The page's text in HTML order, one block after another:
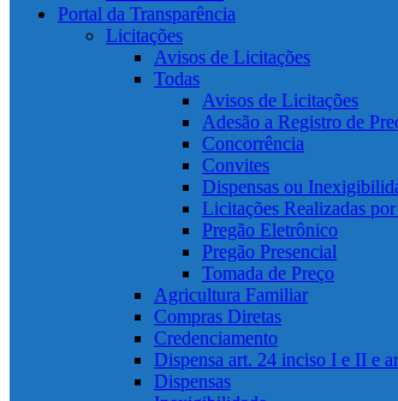
Portal da Transparência
Licitações
Avisos de Licitações
Todas
Avisos de Licitações
Adesão a Registro de
Concorrência
Convites
Dispensas ou
Licitações Realizadas
Pregão Eletrônico
Pregão Presencial
Tomada de Preço
Agricultura Familiar
Compras Diretas
Credenciamento
Dispensa art. 24 inciso I e II e
Dispensas